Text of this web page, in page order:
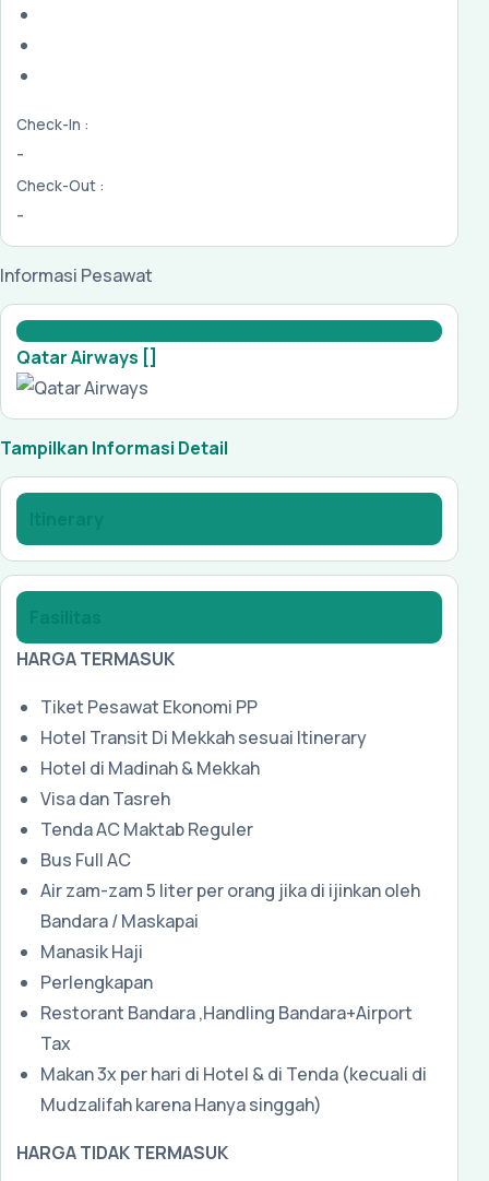
Check-In :
-
Check-Out :
-
Informasi Pesawat
Qatar Airways []
Tampilkan Informasi Detail
HARGA TERMASUK
Tiket Pesawat Ekonomi PP
Hotel Transit Di Mekkah sesuai Itinerary
Hotel di Madinah & Mekkah
Visa dan Tasreh
Tenda AC Maktab Reguler
Bus Full AC
Air zam-zam 5 liter per orang jika di ijinkan oleh
Bandara / Maskapai
Manasik Haji
Perlengkapan
Restorant Bandara ,Handling Bandara+Airport
Tax
Makan 3x per hari di Hotel & di Tenda (kecuali di
Mudzalifah karena Hanya singgah)
HARGA TIDAK TERMASUK